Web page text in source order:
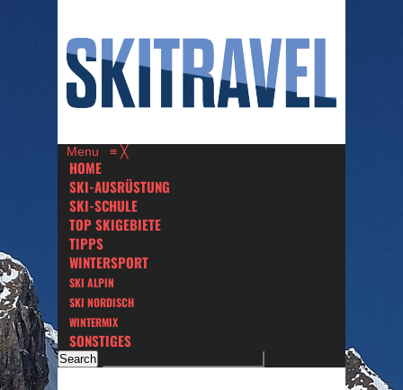
Menu ≡ ╳
HOME
SKI-AUSRÜSTUNG
SKI-SCHULE
TOP SKIGEBIETE
TIPPS
WINTERSPORT
SKI ALPIN
SKI NORDISCH
WINTERMIX
SONSTIGES